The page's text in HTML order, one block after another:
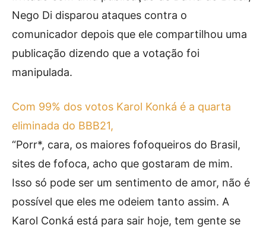
Nego Di disparou ataques contra o
comunicador depois que ele compartilhou uma
publicação dizendo que a votação foi
manipulada.
Com 99% dos votos Karol Konká é a quarta
eliminada do BBB21,
“Porr*, cara, os maiores fofoqueiros do Brasil,
sites de fofoca, acho que gostaram de mim.
Isso só pode ser um sentimento de amor, não é
possível que eles me odeiem tanto assim. A
Karol Conká está para sair hoje, tem gente se